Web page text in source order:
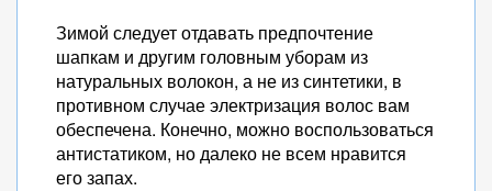
Зимой следует отдавать предпочтение
шапкам и другим головным уборам из
натуральных волокон, а не из синтетики, в
противном случае электризация волос вам
обеспечена. Конечно, можно воспользоваться
антистатиком, но далеко не всем нравится
его запах.